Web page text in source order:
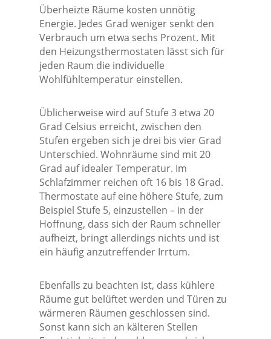
Überheizte Räume kosten unnötig
Energie. Jedes Grad weniger senkt den
Verbrauch um etwa sechs Prozent. Mit
den Heizungsthermostaten lässt sich für
jeden Raum die individuelle
Wohlfühltemperatur einstellen.
Üblicherweise wird auf Stufe 3 etwa 20
Grad Celsius erreicht, zwischen den
Stufen ergeben sich je drei bis vier Grad
Unterschied. Wohnräume sind mit 20
Grad auf idealer Temperatur. Im
Schlafzimmer reichen oft 16 bis 18 Grad.
Thermostate auf eine höhere Stufe, zum
Beispiel Stufe 5, einzustellen – in der
Hoffnung, dass sich der Raum schneller
aufheizt, bringt allerdings nichts und ist
ein häufig anzutreffender Irrtum.
Ebenfalls zu beachten ist, dass kühlere
Räume gut belüftet werden und Türen zu
wärmeren Räumen geschlossen sind.
Sonst kann sich an kälteren Stellen